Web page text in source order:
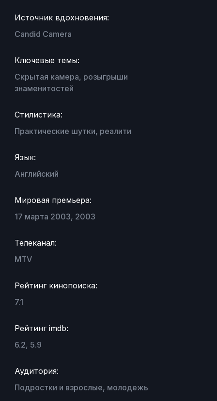
Источник вдохновения:
Candid Camera
Ключевые темы:
Скрытая камера, розыгрыши
знаменитостей
Стилистика:
Практические шутки, реалити
Язык:
Английский
Мировая премьера:
17 марта 2003, 2003
Телеканал:
MTV
Рейтинг кинопоиска:
7.1
Рейтинг imdb:
6.2, 5.9
Аудитория:
Подростки и взрослые, молодежь